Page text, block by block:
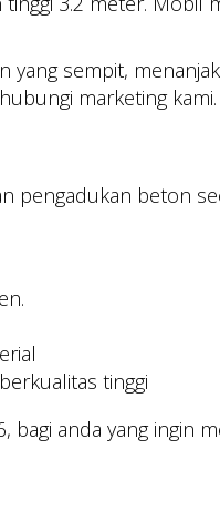
sempit,
marketing kami.
pengadukan beton
tinggi
bagi anda yang ingin